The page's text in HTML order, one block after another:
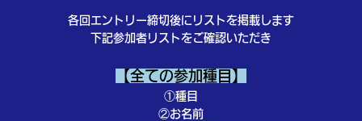
各回エントリー締切後にリストを掲載します
下記参加者リストをご確認いただき
【全ての参加種目】
①種目
②お名前